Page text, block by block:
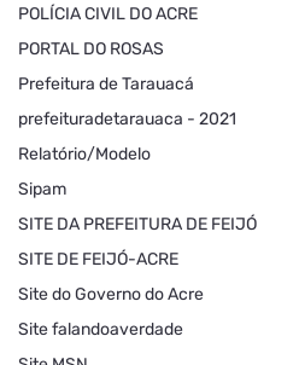
POLÍCIA CIVIL DO ACRE
PORTAL DO ROSAS
Prefeitura de Tarauacá
prefeituradetarauaca - 2021
Relatório/Modelo
Sipam
SITE DA PREFEITURA DE FEIJÓ
SITE DE FEIJÓ-ACRE
Site do Governo do Acre
Site falandoaverdade